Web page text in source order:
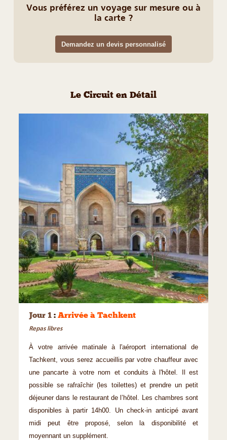
Vous préférez un voyage sur mesure ou à
la carte ?
Demandez un devis personnalisé
Le Circuit en Détail
©
Jour 1 : Arrivée à Tachkent
Repas libres
À votre arrivée matinale à l'aéroport international de
Tachkent, vous serez accueillis par votre chauffeur avec
une pancarte à votre nom et conduits à l'hôtel. Il est
possible se rafraîchir (les toilettes) et prendre un petit
déjeuner dans le restaurant de l’hôtel. Les chambres sont
disponibles à partir 14h00. Un check-in anticipé avant
midi peut être proposé, selon la disponibilité et
moyennant un supplément.